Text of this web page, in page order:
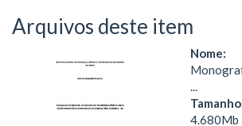
Arquivos deste item
Nome:
...
4.680Mb